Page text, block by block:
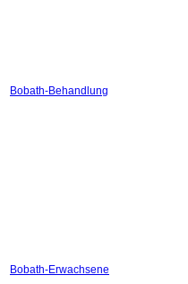
Bobath-Behandlung
Bobath-Erwachsene